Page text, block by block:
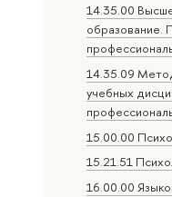
14.35.00
образование.
14.35.09
учебных
15.00.00
15.21.51
16.00.00